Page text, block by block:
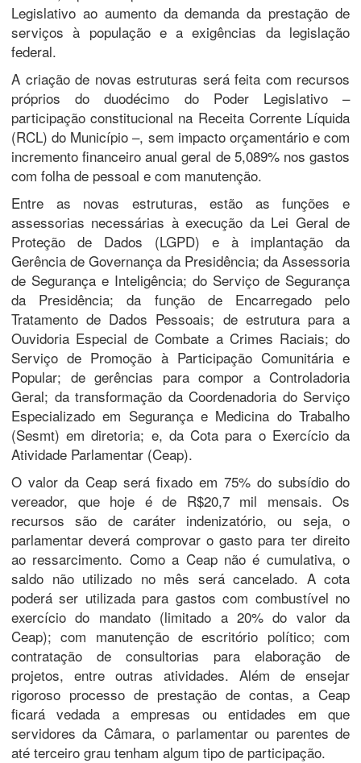
Legislativo ao aumento da demanda da prestação de
serviços à população e a exigências da legislação
federal.
A criação de novas estruturas será feita com recursos
próprios do duodécimo do Poder Legislativo –
participação constitucional na Receita Corrente Líquida
(RCL) do Município –, sem impacto orçamentário e com
incremento financeiro anual geral de 5,089% nos gastos
com folha de pessoal e com manutenção.
Entre as novas estruturas, estão as funções e
assessorias necessárias à execução da Lei Geral de
Proteção de Dados (LGPD) e à implantação da
Gerência de Governança da Presidência; da Assessoria
de Segurança e Inteligência; do Serviço de Segurança
da Presidência; da função de Encarregado pelo
Tratamento de Dados Pessoais; de estrutura para a
Ouvidoria Especial de Combate a Crimes Raciais; do
Serviço de Promoção à Participação Comunitária e
Popular; de gerências para compor a Controladoria
Geral; da transformação da Coordenadoria do Serviço
Especializado em Segurança e Medicina do Trabalho
(Sesmt) em diretoria; e, da Cota para o Exercício da
Atividade Parlamentar (Ceap).
O valor da Ceap será fixado em 75% do subsídio do
vereador, que hoje é de R$20,7 mil mensais. Os
recursos são de caráter indenizatório, ou seja, o
parlamentar deverá comprovar o gasto para ter direito
ao ressarcimento. Como a Ceap não é cumulativa, o
saldo não utilizado no mês será cancelado. A cota
poderá ser utilizada para gastos com combustível no
exercício do mandato (limitado a 20% do valor da
Ceap); com manutenção de escritório político; com
contratação de consultorias para elaboração de
projetos, entre outras atividades. Além de ensejar
rigoroso processo de prestação de contas, a Ceap
ficará vedada a empresas ou entidades em que
servidores da Câmara, o parlamentar ou parentes de
até terceiro grau tenham algum tipo de participação.